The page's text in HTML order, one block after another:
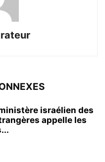
israélien des
appelle les